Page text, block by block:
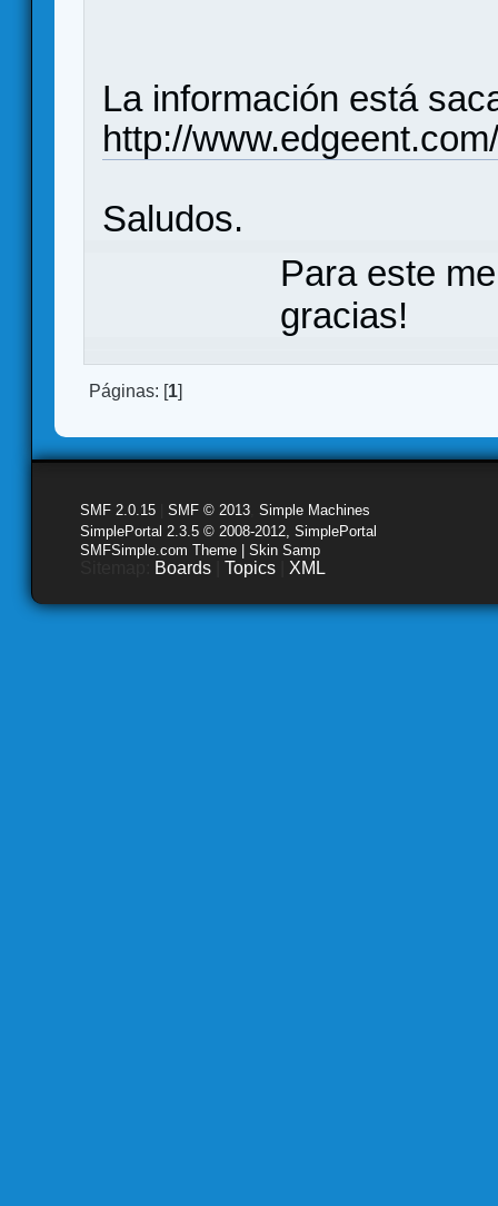
La información está
http://
Saludos.
Para este
gracias!
Páginas: [1]
SMF 2.0.15 SMF © 2013 Simple Machines
SimplePortal 2.3.5 © 2008-2012, SimplePortal
SMFSimple.com Theme | Skin Samp
Boards Topics XML